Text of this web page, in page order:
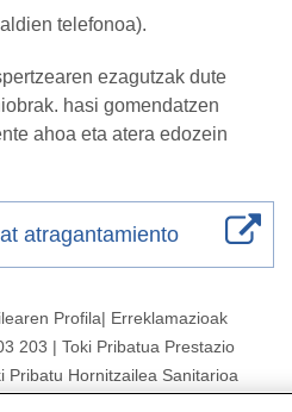
telefonoa).
ezagutzak dute
hasi gomendatzen
ahoa eta atera edozein
atragantamiento
Profila| Erreklamazioak
203 | Toki Pribatua Prestazio
Pribatu Hornitzailea Sanitarioa